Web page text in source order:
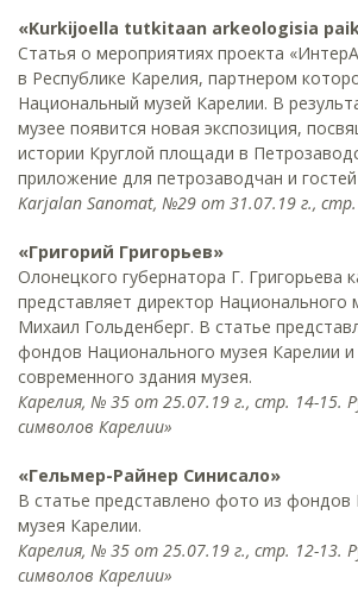
«Kurkijoella tutkitaan arkeologisia
Статья о мероприятиях проекта
в Республике Карелия, партнером
Национальный музей Карелии. В
музее появится новая экспозиция,
истории Круглой площади в
приложение для петрозаводчан и
Karjalan Sanomat, №29 от 31.07.19 г.,
«Григорий Григорьев»
Олонецкого губернатора Г. Григорьева
представляет директор Национального
Михаил Гольденберг. В статье
фондов Национального музея Карелии
современного здания музея.
Карелия, № 35 от 25.07.19 г., стр. 14-15.
символов Карелии»
«Гельмер-Райнер Синисало»
В статье представлено фото из фондов
музея Карелии.
Карелия, № 35 от 25.07.19 г., стр. 12-13.
символов Карелии»